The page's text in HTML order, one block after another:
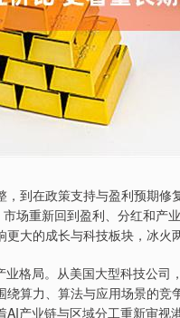
到在政策支持与盈利预期修
场重新回到盈利、分红和产
大的成长与科技板块，冰火
局。从美国大型科技公司
算力、算法与应用场景的
产业链与区域分工重新审视
-0.24%